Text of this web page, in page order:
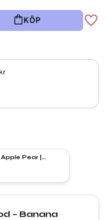
KÖP
Pear |
– Banana